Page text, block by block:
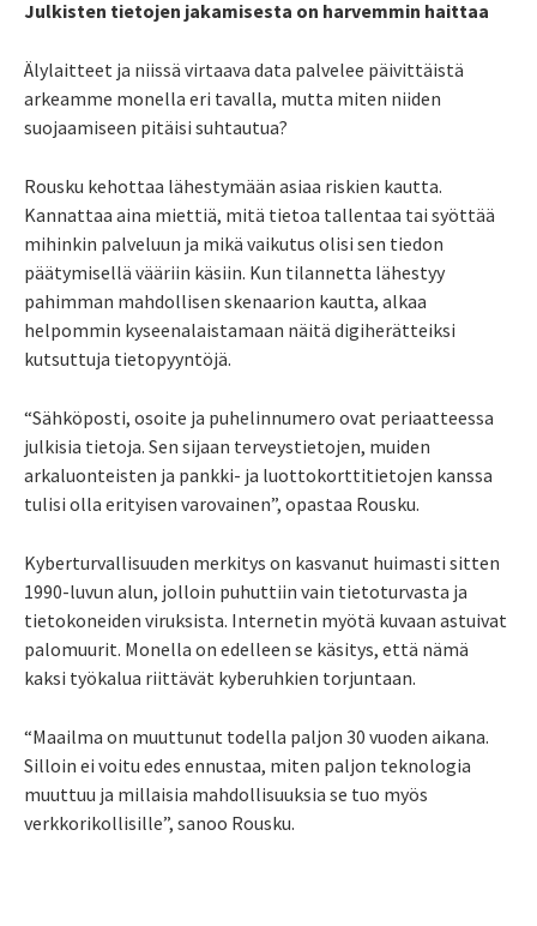
Julkisten tietojen jakamisesta on harvemmin haittaa
Älylaitteet ja niissä virtaava data palvelee päivittäistä
arkeamme monella eri tavalla, mutta miten niiden
suojaamiseen pitäisi suhtautua?
Rousku kehottaa lähestymään asiaa riskien kautta.
Kannattaa aina miettiä, mitä tietoa tallentaa tai syöttää
mihinkin palveluun ja mikä vaikutus olisi sen tiedon
päätymisellä vääriin käsiin. Kun tilannetta lähestyy
pahimman mahdollisen skenaarion kautta, alkaa
helpommin kyseenalaistamaan näitä digiherätteiksi
kutsuttuja tietopyyntöjä.
“Sähköposti, osoite ja puhelinnumero ovat periaatteessa
julkisia tietoja. Sen sijaan terveystietojen, muiden
arkaluonteisten ja pankki- ja luottokorttitietojen kanssa
tulisi olla erityisen varovainen”, opastaa Rousku.
Kyberturvallisuuden merkitys on kasvanut huimasti sitten
1990-luvun alun, jolloin puhuttiin vain tietoturvasta ja
tietokoneiden viruksista. Internetin myötä kuvaan astuivat
palomuurit. Monella on edelleen se käsitys, että nämä
kaksi työkalua riittävät kyberuhkien torjuntaan.
“Maailma on muuttunut todella paljon 30 vuoden aikana.
Silloin ei voitu edes ennustaa, miten paljon teknologia
muuttuu ja millaisia mahdollisuuksia se tuo myös
verkkorikollisille”, sanoo Rousku.